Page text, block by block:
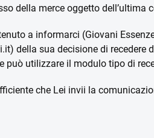
della merce oggetto dell’ultima
a informarci (Giovani
della sua decisione di
può utilizzare il modulo tipo di
che Lei invii la